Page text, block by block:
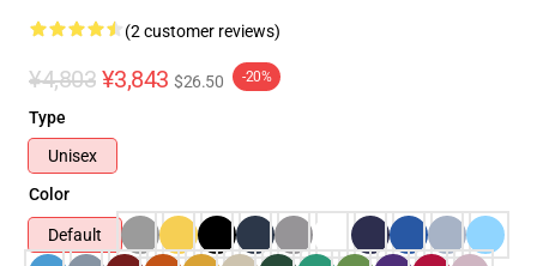
(2 customer reviews)
¥4,803 ¥3,843 $26.50 -20%
Type
Unisex
Color
Default